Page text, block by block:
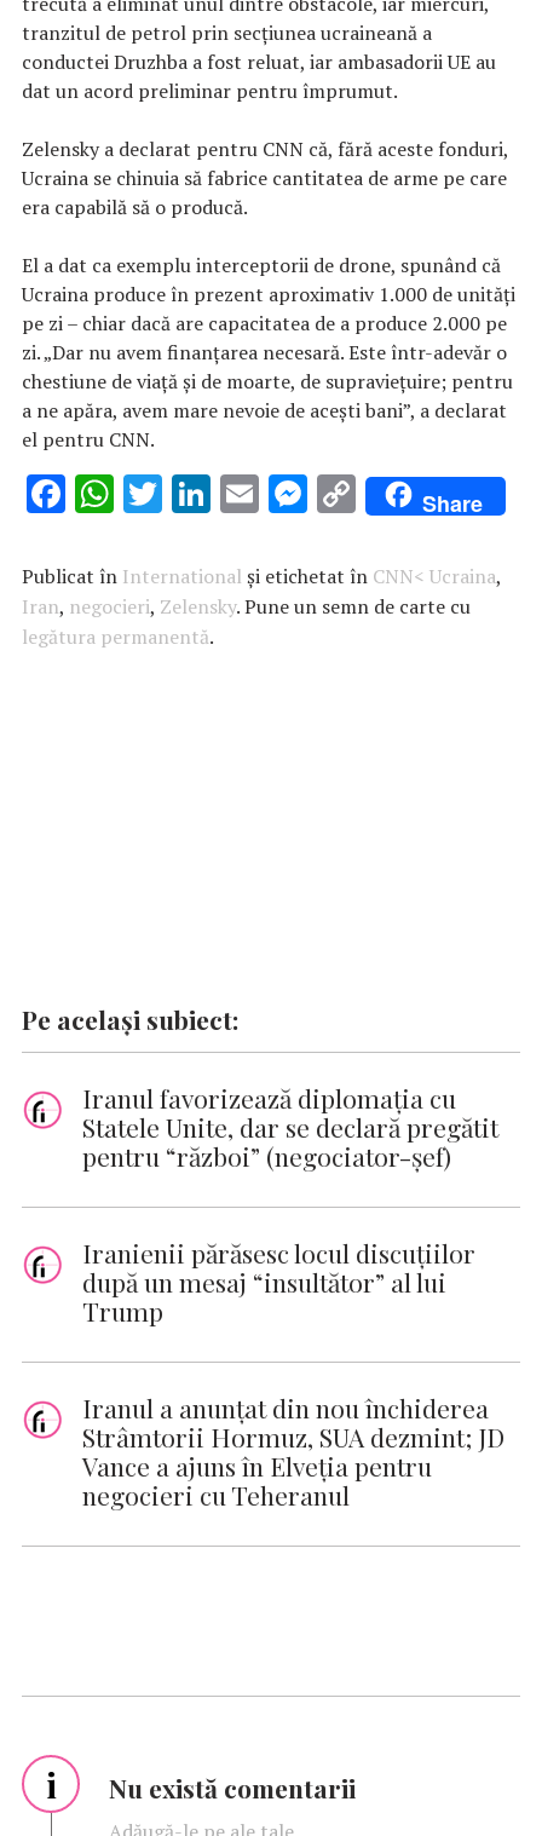
tranzitul de petrol prin secțiunea ucraineană a
conductei Druzhba a fost reluat, iar ambasadorii UE au
dat un acord preliminar pentru împrumut.
Zelensky a declarat pentru CNN că, fără aceste fonduri,
Ucraina se chinuia să fabrice cantitatea de arme pe care
era capabilă să o producă.
El a dat ca exemplu interceptorii de drone, spunând că
Ucraina produce în prezent aproximativ 1.000 de unități
pe zi – chiar dacă are capacitatea de a produce 2.000 pe
zi. „Dar nu avem finanțarea necesară. Este într-adevăr o
chestiune de viață și de moarte, de supraviețuire; pentru
a ne apăra, avem mare nevoie de acești bani”, a declarat
el pentru CNN.
F
e
b
o
W
at
s
A
T
it
te
r
Li
k
e
dI
E
ai
l
M
se
n
C
o
p
y
Share
Publicat în International și etichetat în CNN< Ucraina,
Iran, negocieri, Zelensky. Pune un semn de carte cu
legătura permanentă.
Pe același subiect:
Iranul favorizează diplomaţia cu
Statele Unite, dar se declară pregătit
pentru “război” (negociator-şef)
Iranienii părăsesc locul discuţiilor
după un mesaj “insultător” al lui
Trump
Iranul a anunțat din nou închiderea
Strâmtorii Hormuz, SUA dezmint; JD
Vance a ajuns în Elveția pentru
negocieri cu Teheranul
i Nu există comentarii